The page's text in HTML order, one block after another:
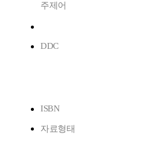
주제어
DDC
ISBN
자료형태